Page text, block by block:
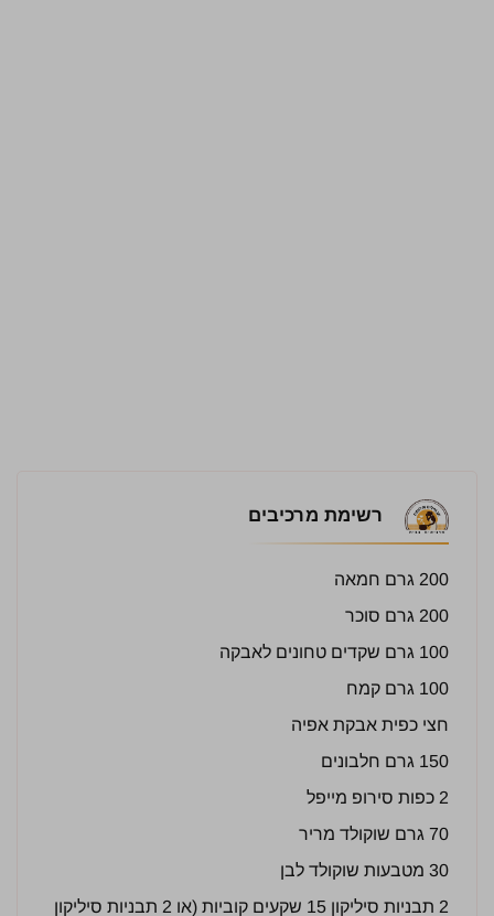
רשימת מרכיבים
200 גרם חמאה
200 גרם סוכר
100 גרם שקדים טחונים לאבקה
100 גרם קמח
חצי כפית אבקת אפיה
150 גרם חלבונים
2 כפות סירופ מייפל
70 גרם שוקולד מריר
30 מטבעות שוקולד לבן
2 תבניות סיליקון 15 שקעים קוביות (או 2 תבניות סיליקון